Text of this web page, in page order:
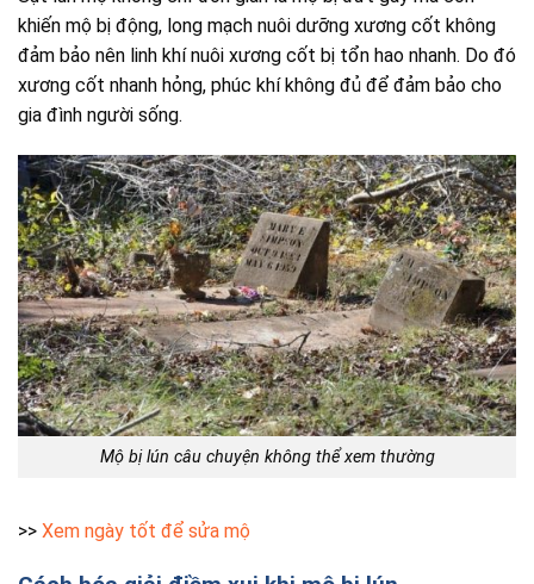
khiến mộ bị động, long mạch nuôi dưỡng xương cốt không
đảm bảo nên linh khí nuôi xương cốt bị tổn hao nhanh. Do đó
xương cốt nhanh hỏng, phúc khí không đủ để đảm bảo cho
gia đình người sống.
Mộ bị lún câu chuyện không thể xem thường
>> Xem ngày tốt để sửa mộ